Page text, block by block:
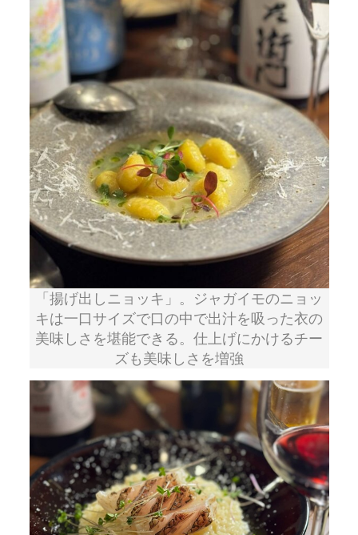
「揚げ出しニョッキ」。ジャガイモのニョッ
キは一口サイズで口の中で出汁を吸った衣の
美味しさを堪能できる。仕上げにかけるチー
ズも美味しさを増強